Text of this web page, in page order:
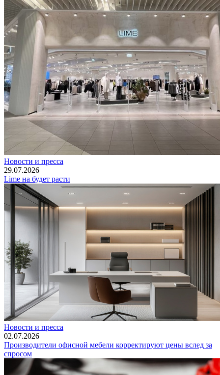
Новости и пресса
29.07.2026
Lime на будет расти
Новости и пресса
02.07.2026
Производители офисной мебели корректируют цены вслед за
спросом